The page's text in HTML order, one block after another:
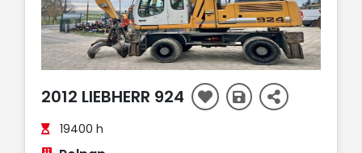
2012 LIEBHERR 924
19400 h